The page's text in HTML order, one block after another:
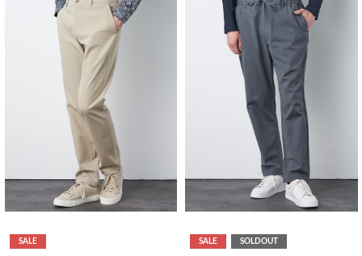
SALE SALE SOLDOUT